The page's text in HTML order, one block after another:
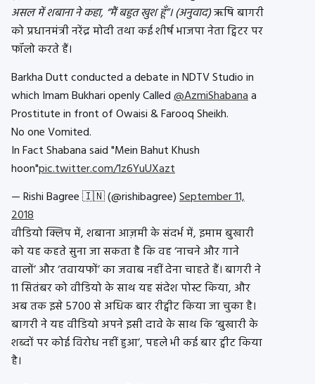
असल में शबाना ने कहा, “मैं बहुत खुश हूँ”। (अनुवाद)ऋषि बागरी
को प्रधानमंत्री नरेंद्र मोदी तथा कई शीर्ष भाजपा नेता ट्विटर पर
फॉलो करते हैं।
Barkha Dutt conducted a debate in NDTV Studio in
which Imam Bukhari openly Called@AzmiShabanaa
Prostitute in front of Owaisi & Farooq Sheikh.
No one Vomited.
In Fact Shabana said "Mein Bahut Khush
hoon"pic.twitter.com/1z6YuUXazt
— Rishi Bagree 🇮🇳 (@rishibagree)September 11,
2018
वीडियो क्लिप में, शबाना आज़मी के संदर्भ में, इमाम बुखारी
को यह कहते सुना जा सकता है कि वह ‘नाचने और गाने
वालों’ और ‘तवायफों’ का जवाब नहीं देना चाहते हैं। बागरी ने
11 सितंबर को वीडियो के साथ यह संदेश पोस्ट किया, और
अब तक इसे 5700 से अधिक बार रीट्वीट किया जा चुका है।
बागरी ने यह वीडियो अपने इसी दावे के साथ कि ‘बुखारी के
शब्दों पर कोई विरोध नहीं हुआ’, पहले भी कई बार ट्वीट किया
है।